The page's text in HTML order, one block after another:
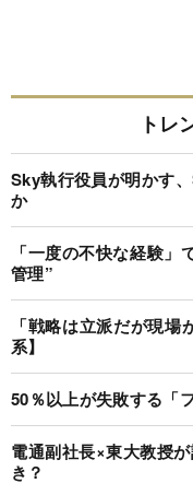
トレ
Sky執行役員が明かす
か
「一度の不快な経験
管理”
「戦略は立派だが現
系】
50％以上が失敗する「
電通副社長×東大教授
き？